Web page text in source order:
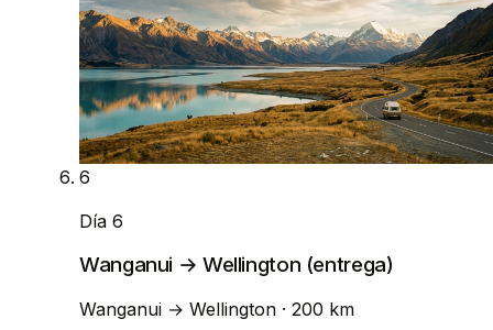
6
Día 6
Wanganui → Wellington (entrega)
Wanganui → Wellington · 200 km